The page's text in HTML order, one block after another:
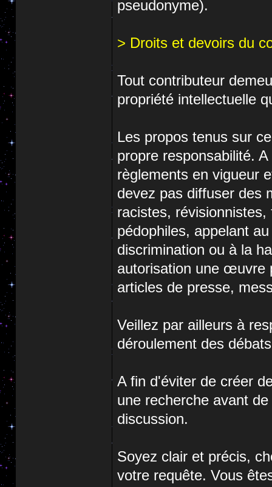
pseudonyme).
> Droits et devoirs du
Tout contributeur
propriété intellectuelle
Les propos tenus sur
propre responsabilité.
règlements en vigueur
devez pas diffuser des
racistes, révisionnistes,
pédophiles, appelant
discrimination ou à la
autorisation une œuvre
articles de presse,
Veillez par ailleurs à
déroulement des
A fin d'éviter de créer
une recherche avant
discussion.
Soyez clair et précis,
votre requête. Vous